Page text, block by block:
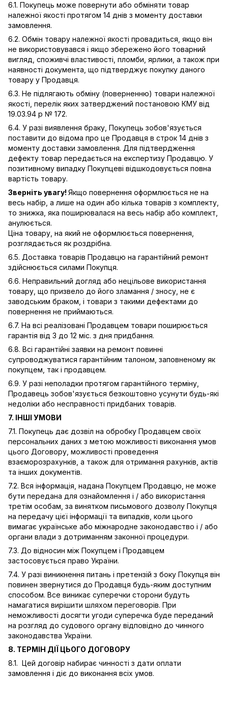
6.1. Покупець може повернути або обміняти товар
належної якості протягом 14 днів з моменту доставки
замовлення.
6.2. Обмін товару належної якості провадиться, якщо він
не використовувався і якщо збережено його товарний
вигляд, споживчі властивості, пломби, ярлики, а також при
наявності документа, що підтверджує покупку даного
товару у Продавця.
6.3. Не підлягають обміну (поверненню) товари належної
якості, перелік яких затверджений постановою КМУ від
19.03.94 р № 172.
6.4. У разі виявлення браку, Покупець зобов'язується
поставити до відома про це Продавця в строк 14 днів з
моменту доставки замовлення. Для підтвердження
дефекту товар передається на експертизу Продавцю. У
позитивному випадку Покупцеві відшкодовується повна
вартість товару.
Зверніть увагу! Якщо повернення оформлюється не на
весь набір, а лише на один або кілька товарів з комплекту,
то знижка, яка поширювалася на весь набір або комплект,
анулюється.
Ціна товару, на який не оформлюється повернення,
розглядається як роздрібна.
6.5. Доставка товарів Продавцю на гарантійний ремонт
здійснюється силами Покупця.
6.6. Неправильний догляд або нецільове використання
товару, що призвело до його зламання / зносу, не є
заводським браком, і товари з такими дефектами до
повернення не приймаються.
6.7. На всі реалізовані Продавцем товари поширюється
гарантія від 3 до 12 міс. з дня придбання.
6.8. Всі гарантійні заявки на ремонт повинні
супроводжуватися гарантійним талоном, заповненому як
покупцем, так і продавцем.
6.9. У разі неполадки протягом гарантійного терміну,
Продавець зобов'язується безкоштовно усунути будь-які
недоліки або несправності придбаних товарів.
7. ІНШІ УМОВИ
7.1. Покупець дає дозвіл на обробку Продавцем своїх
персональних даних з метою можливості виконання умов
цього Договору, можливості проведення
взаєморозрахунків, а також для отримання рахунків, актів
та інших документів.
7.2. Вся інформація, надана Покупцем Продавцю, не може
бути передана для ознайомлення і / або використання
третім особам, за винятком письмового дозволу Покупця
на передачу цієї інформації та випадків, коли цього
вимагає українське або міжнародне законодавство і / або
органи влади з дотриманням законної процедури.
7.3. До відносин між Покупцем і Продавцем
застосовується право України.
7.4. У разі виникнення питань і претензій з боку Покупця він
повинен звернутися до Продавця будь-яким доступним
способом. Все виникає суперечки сторони будуть
намагатися вирішити шляхом переговорів. При
неможливості досягти угоди суперечка буде переданий
на розгляд до судового органу відповідно до чинного
законодавства України.
8. ТЕРМІН ДІЇ ЦЬОГО ДОГОВОРУ
8.1. Цей договір набирає чинності з дати оплати
замовлення і діє до виконання всіх умов.